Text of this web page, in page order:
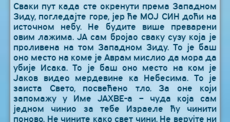
Сваки пут када сте окренути према Западном
Зиду, погледајте горе, јер ће МОЈ СИН доћи на
источном небу. Не будите више преварени
овим лажима. ЈА сам бројао сваку сузу која је
проливена на том Западном Зиду. То је баш
оно место на коме је Аврам мислио да мора да
убије Исака. То је баш оно место на ком је
Јаков видео мердевине ка Небесима. То је
заиста Свето, посвећено тло. За оне који
запомажу у Име ЈАХВЕ-а – чуда која сам
једном чинио за тебе Израеле ћу чинити
поново. Не чините како свет чини. Не верујте ни